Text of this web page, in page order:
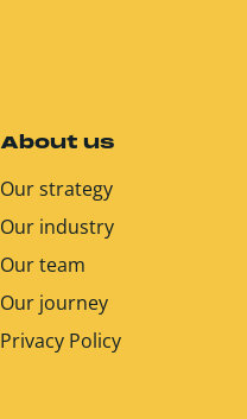
About us
Our strategy
Our industry
Our team
Our journey
Privacy Policy